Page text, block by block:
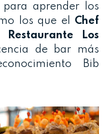
aprender los
los que el Chef
Restaurante Los
de bar más
Bib